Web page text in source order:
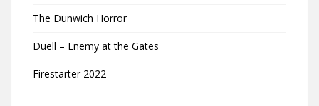
The Dunwich Horror
Duell – Enemy at the Gates
Firestarter 2022